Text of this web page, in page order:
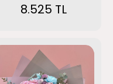
8.525 TL